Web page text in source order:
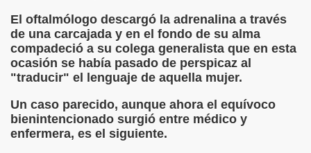
El oftalmólogo descargó la adrenalina a través
de una carcajada y en el fondo de su alma
compadeció a su colega generalista que en esta
ocasión se había pasado de perspicaz al
"traducir" el lenguaje de aquella mujer.
Un caso parecido, aunque ahora el equívoco
bienintencionado surgió entre médico y
enfermera, es el siguiente.
Señor de Puerto Rico (Anónimo)
de las Adivinanzas
Culo (Francisco de Quevedo)